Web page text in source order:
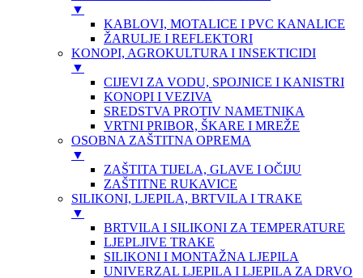
▼
KABLOVI, MOTALICE I PVC KANALICE
ŽARULJE I REFLEKTORI
KONOPI, AGROKULTURA I INSEKTICIDI
▼
CIJEVI ZA VODU, SPOJNICE I KANISTRI
KONOPI I VEZIVA
SREDSTVA PROTIV NAMETNIKA
VRTNI PRIBOR, ŠKARE I MREŽE
OSOBNA ZAŠTITNA OPREMA
▼
ZAŠTITA TIJELA, GLAVE I OČIJU
ZAŠTITNE RUKAVICE
SILIKONI, LJEPILA, BRTVILA I TRAKE
▼
BRTVILA I SILIKONI ZA TEMPERATURE
LJEPLJIVE TRAKE
SILIKONI I MONTAŽNA LJEPILA
UNIVERZAL LJEPILA I LJEPILA ZA DRVO